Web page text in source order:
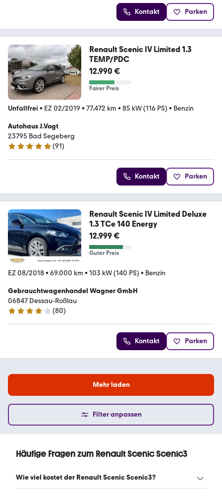
Kontakt Parken
Renault Scenic IV Limited 1.3
TEMP/PDC
12.990 €
Fairer Preis
Unfallfrei • EZ 02/2019 • 77.472 km • 85 kW (116 PS) • Benzin
Autohaus J.Vogt
23795 Bad Segeberg
4.8 Sterne
(91)
Kontakt Parken
Renault Scenic IV Limited Deluxe
1.3 TCe 140 Energy
12.999 €
Guter Preis
EZ 08/2018• 69.000 km • 103 kW (140 PS) • Benzin
Gebrauchtwagenhandel Wagner GmbH
06847 Dessau-Roßlau
4.2 Sterne
(80)
Kontakt Parken
Mehr laden
Filter anpassen
Häufige Fragen zum Renault Scenic Scenic3
Wie viel kostet der Renault Scenic Scenic3?